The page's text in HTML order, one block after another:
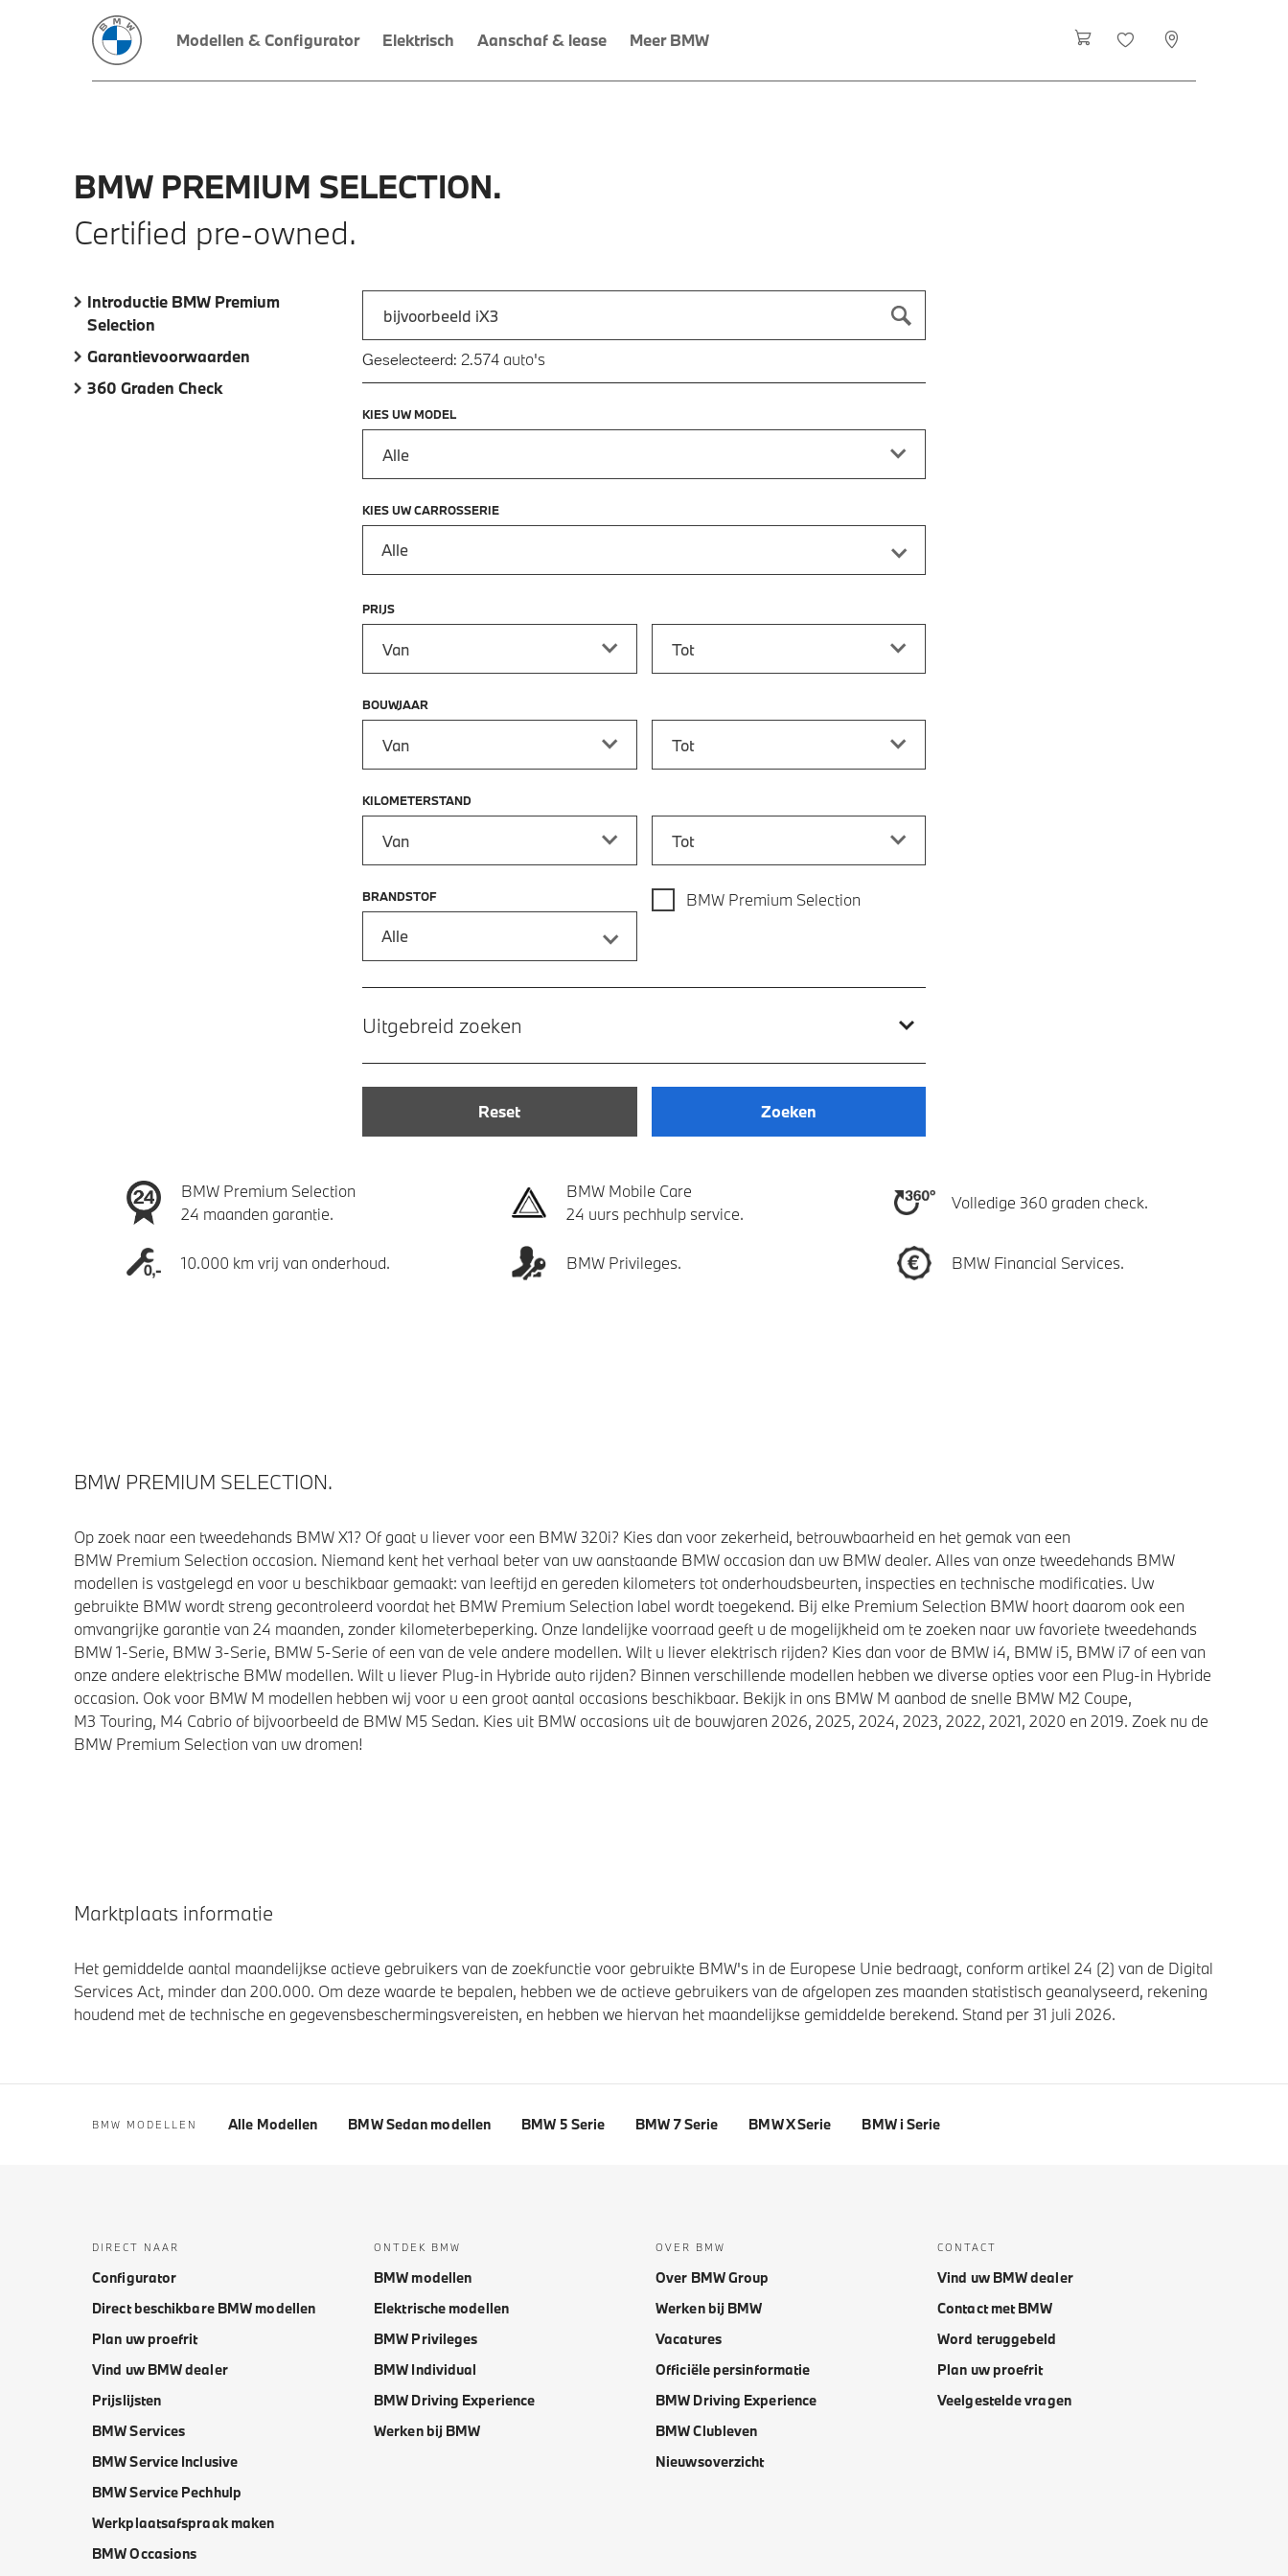
Modellen & Configurator Elektrisch Aanschaf & lease Meer BMW
BMW PREMIUM SELECTION.
Certified pre-owned.
Introductie BMW Premium
Selection
Garantievoorwaarden
360 Graden Check
Typ een automodel in en druk op enter om te zoeken
Geselecteerd: 2.574 auto's
KIES UW MODEL
KIES UW CARROSSERIE
Alle
PRIJS
BOUWJAAR
KILOMETERSTAND
BRANDSTOF
Alle
BMW Premium Selection
Uitgebreid zoeken
Reset Zoeken
BMW Premium Selection
24 maanden garantie.
BMW Mobile Care
24 uurs pechhulp service.
Volledige 360 graden check.
10.000 km vrij van onderhoud. BMW Privileges. BMW Financial Services.
BMW PREMIUM SELECTION.
Op zoek naar een tweedehands BMW X1? Of gaat u liever voor een BMW 320i? Kies dan voor zekerheid, betrouwbaarheid en het gemak van een
BMW Premium Selection occasion. Niemand kent het verhaal beter van uw aanstaande BMW occasion dan uw BMW dealer. Alles van onze tweedehands BMW
modellen is vastgelegd en voor u beschikbaar gemaakt: van leeftijd en gereden kilometers tot onderhoudsbeurten, inspecties en technische modificaties. Uw
gebruikte BMW wordt streng gecontroleerd voordat het BMW Premium Selection label wordt toegekend. Bij elke Premium Selection BMW hoort daarom ook een
omvangrijke garantie van 24 maanden, zonder kilometerbeperking. Onze landelijke voorraad geeft u de mogelijkheid om te zoeken naar uw favoriete tweedehands
BMW 1-Serie, BMW 3-Serie, BMW 5-Serie of een van de vele andere modellen. Wilt u liever elektrisch rijden? Kies dan voor de BMW i4, BMW i5, BMW i7 of een van
onze andere elektrische BMW modellen. Wilt u liever Plug-in Hybride auto rijden? Binnen verschillende modellen hebben we diverse opties voor een Plug-in Hybride
occasion. Ook voor BMW M modellen hebben wij voor u een groot aantal occasions beschikbaar. Bekijk in ons BMW M aanbod de snelle BMW M2 Coupe,
M3 Touring, M4 Cabrio of bijvoorbeeld de BMW M5 Sedan. Kies uit BMW occasions uit de bouwjaren 2026, 2025, 2024, 2023, 2022, 2021, 2020 en 2019. Zoek nu de
BMW Premium Selection van uw dromen!
Marktplaats informatie
Het gemiddelde aantal maandelijkse actieve gebruikers van de zoekfunctie voor gebruikte BMW's in de Europese Unie bedraagt, conform artikel 24 (2) van de Digital
Services Act, minder dan 200.000. Om deze waarde te bepalen, hebben we de actieve gebruikers van de afgelopen zes maanden statistisch geanalyseerd, rekening
houdend met de technische en gegevensbeschermingsvereisten, en hebben we hiervan het maandelijkse gemiddelde berekend. Stand per 31 juli 2026.
BMW MODELLEN Alle Modellen BMW Sedan modellen BMW 5 Serie BMW 7 Serie BMW X Serie BMW i Serie
DIRECT NAAR
Configurator
Direct beschikbare BMW modellen
Plan uw proefrit
Vind uw BMW dealer
Prijslijsten
BMW Services
BMW Service Inclusive
BMW Service Pechhulp
Werkplaatsafspraak maken
BMW Occasions
ONTDEK BMW
BMW modellen
Elektrische modellen
BMW Privileges
BMW Individual
BMW Driving Experience
Werken bij BMW
OVER BMW
Over BMW Group
Werken bij BMW
Vacatures
Officiële persinformatie
BMW Driving Experience
BMW Clubleven
Nieuwsoverzicht
CONTACT
Vind uw BMW dealer
Contact met BMW
Word teruggebeld
Plan uw proefrit
Veelgestelde vragen